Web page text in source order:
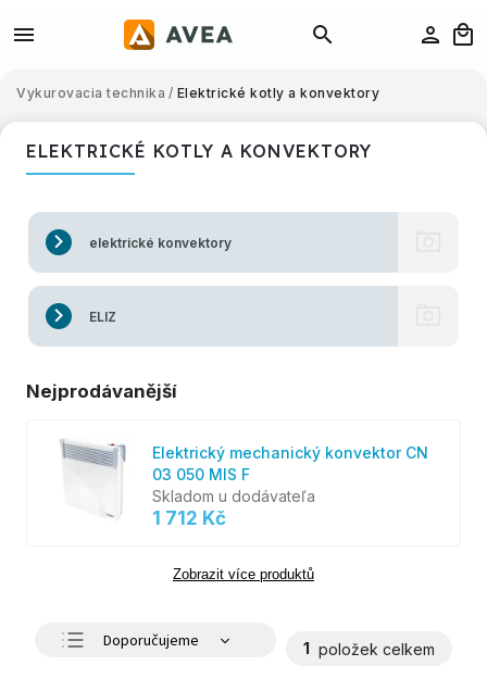
Vykurovacia technika / Elektrické kotly a konvektory
ELEKTRICKÉ KOTLY A KONVEKTORY
elektrické konvektory
ELIZ
Nejprodávanější
Elektrický mechanický konvektor CN
03 050 MIS F
Skladom u dodávateľa
1 712 Kč
Zobrazit více produktů
Doporučujeme
1 položek celkem